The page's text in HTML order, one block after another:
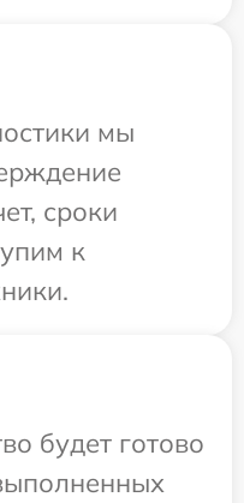
мы
сроки
к
будет готово